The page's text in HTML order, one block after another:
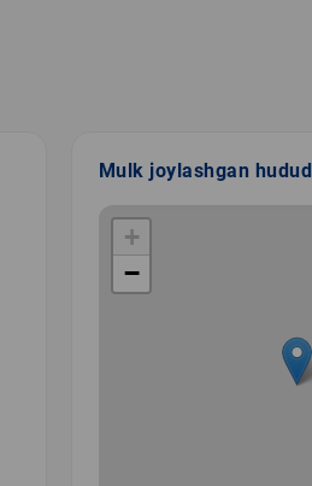
Mulk joylashgan hudud
+
−